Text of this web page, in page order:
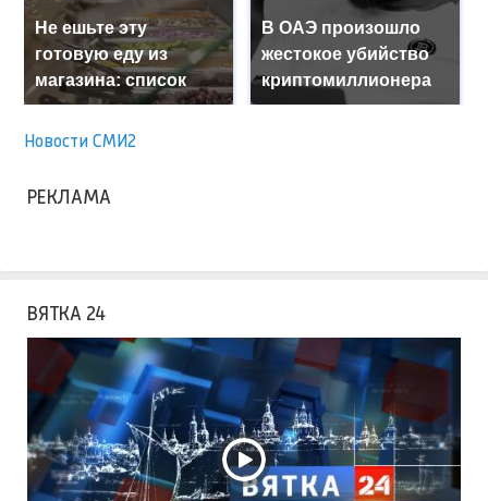
Не ешьте эту
готовую еду из
магазина: список
В ОАЭ произошло
жестокое убийство
криптомиллионера
Новости СМИ2
РЕКЛАМА
ВЯТКА 24